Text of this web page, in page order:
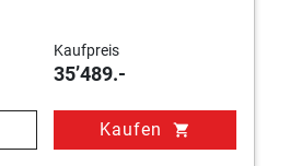
Kaufpreis
35’489.-
Kaufen shopping_cart